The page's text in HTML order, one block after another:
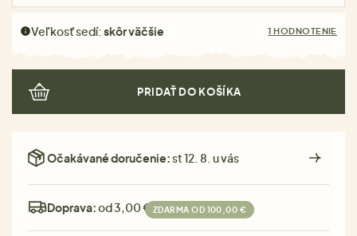
Veľkosť sedí:skôr väčšie 1 HODNOTENIE
PRIDAŤ DO KOŠÍKA
Očakávané doručenie:st 12. 8. u vás
Doprava:od 3,00 € ZDARMA OD 100,00 €